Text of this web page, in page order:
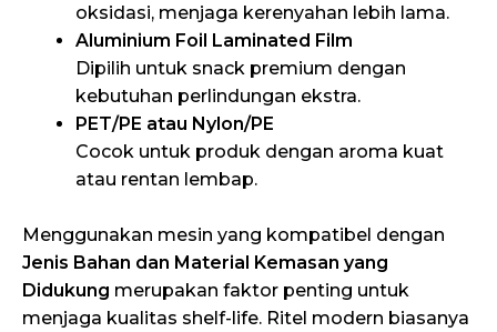
oksidasi, menjaga kerenyahan lebih lama.
Aluminium Foil Laminated Film
Dipilih untuk snack premium dengan
kebutuhan perlindungan ekstra.
PET/PE atau Nylon/PE
Cocok untuk produk dengan aroma kuat
atau rentan lembap.
Menggunakan mesin yang kompatibel dengan
Jenis Bahan dan Material Kemasan yang
Didukung merupakan faktor penting untuk
menjaga kualitas shelf-life. Ritel modern biasanya